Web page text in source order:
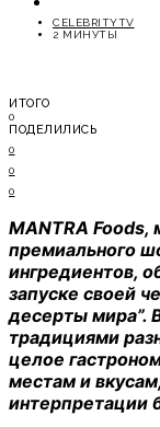
CELEBRITYTV
2 МИНУТЫ
ИТОГО
0
ПОДЕЛИЛИСЬ
0
0
0
MANTRA
премиального
ингредиентов,
запуске своей
десерты мира”.
традициями
целое
местам и
интерпретации